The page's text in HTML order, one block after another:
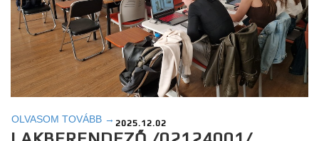
OLVASOM TOVÁBB → 2025.12.02